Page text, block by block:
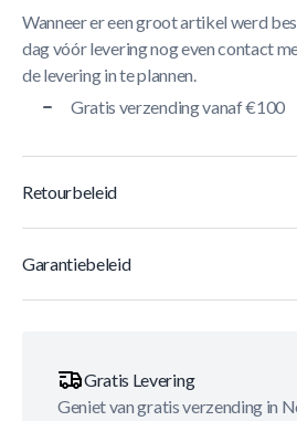
Wanneer er een groot artikel werd
dag vóór levering nog even contact
de levering in te plannen.
Gratis verzending vanaf €100
Retourbeleid
Garantiebeleid
Gratis Levering
Geniet van gratis verzending in